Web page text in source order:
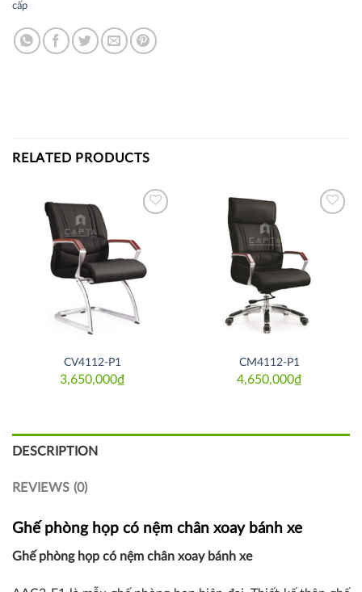
cấp
RELATED PRODUCTS
CV4112-P1
3,650,000₫
CM4112-P1
4,650,000₫
DESCRIPTION
REVIEWS (0)
Ghế phòng họp có nệm chân xoay bánh xe
Ghế phòng họp có nệm chân xoay bánh xe